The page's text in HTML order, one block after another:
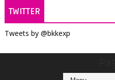
TWITTER
Tweets by @bkkexp